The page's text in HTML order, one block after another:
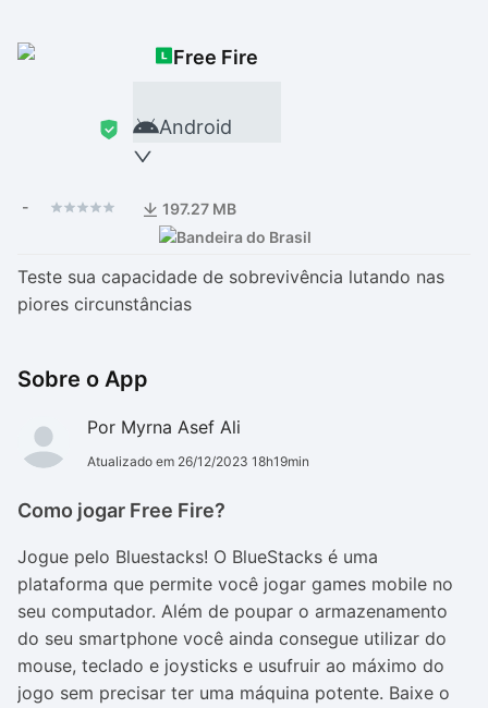
Free Fire
Android
- 197.27 MB
Teste sua capacidade de sobrevivência lutando nas
piores circunstâncias
Sobre o App
Por Myrna Asef Ali
Atualizado em 26/12/2023 18h19min
Como jogar Free Fire?
Jogue pelo Bluestacks! O BlueStacks é uma
plataforma que permite você jogar games mobile no
seu computador. Além de poupar o armazenamento
do seu smartphone você ainda consegue utilizar do
mouse, teclado e joysticks e usufruir ao máximo do
jogo sem precisar ter uma máquina potente. Baixe o